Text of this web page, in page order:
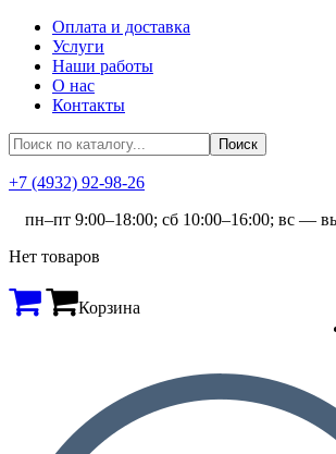
Оплата и доставка
Услуги
Наши работы
О нас
Контакты
+7 (4932) 92-98-26
пн–пт 9:00–18:00; сб 10:00–16:00; вс —
Нет товаров
Корзина